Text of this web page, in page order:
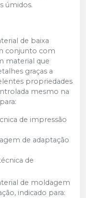
úmidos.
de baixa
conjunto com
material que
graças a
propriedades
mesmo na
de impressão
de adaptação
de
de moldagem
indicado para: